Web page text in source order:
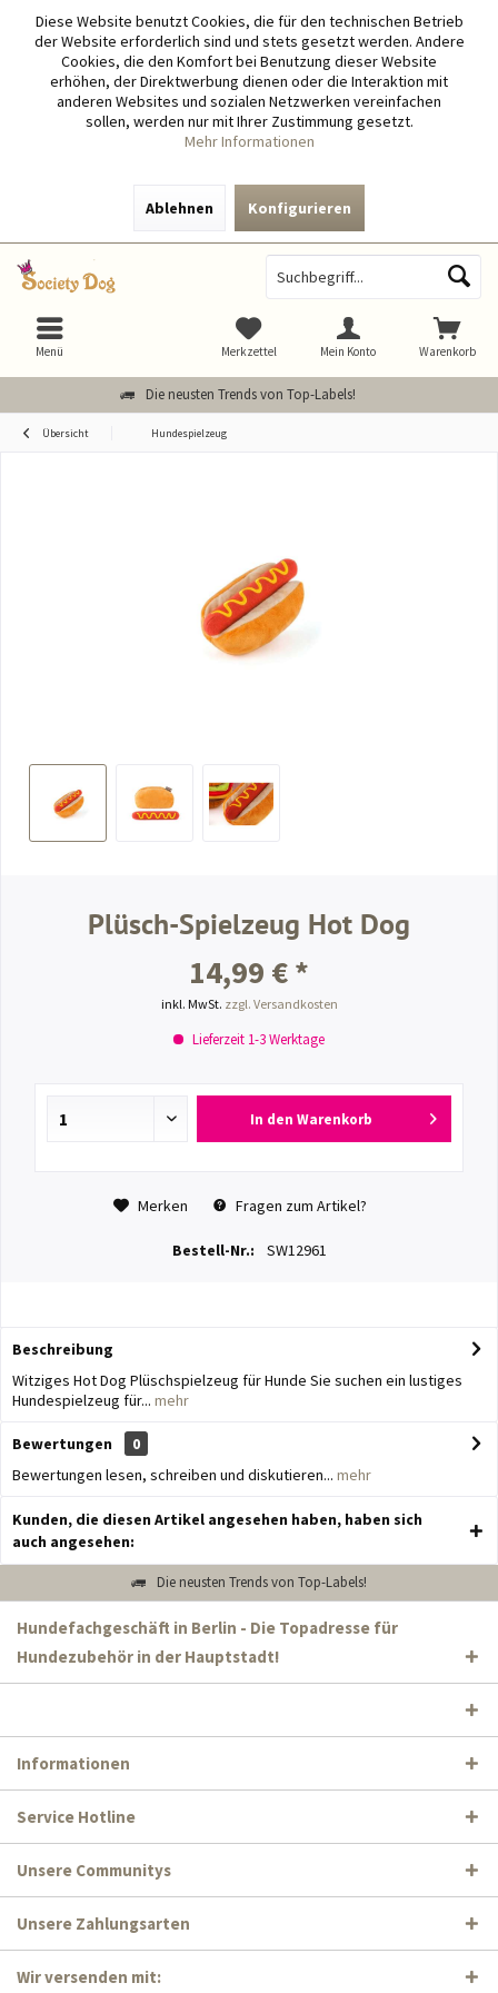
Diese Website benutzt Cookies, die für den technischen Betrieb
der Website erforderlich sind und stets gesetzt werden. Andere
Cookies, die den Komfort bei Benutzung dieser Website
erhöhen, der Direktwerbung dienen oder die Interaktion mit
anderen Websites und sozialen Netzwerken vereinfachen
sollen, werden nur mit Ihrer Zustimmung gesetzt.
Mehr Informationen
Ablehnen Konfigurieren
Die neusten Trends von Top-Labels!
Warenkorb
Merkzettel Mein Konto
Menü
Übersicht Hundespielzeug
Plüsch-Spielzeug Hot Dog
14,99 € *
inkl. MwSt. zzgl. Versandkosten
Lieferzeit 1-3 Werktage
In den Warenkorb
Merken Fragen zum Artikel?
Bestell-Nr.: SW12961
Beschreibung
Witziges Hot Dog Plüschspielzeug für Hunde Sie suchen ein lustiges
Hundespielzeug für... mehr
Bewertungen
0
Bewertungen lesen, schreiben und diskutieren... mehr
Kunden, die diesen Artikel angesehen haben, haben sich
auch angesehen:
Die neusten Trends von Top-Labels!
Hundefachgeschäft in Berlin - Die Topadresse für
Hundezubehör in der Hauptstadt!
Informationen
Service Hotline
Unsere Communitys
Unsere Zahlungsarten
Wir versenden mit: